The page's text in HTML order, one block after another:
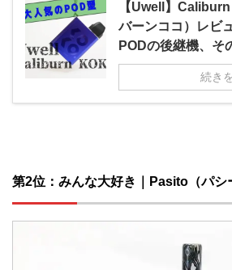
【Uwell】
バーンココ）レビ
PODの後継機、そ
続き
第2位：みんな大好き｜Pasito（パシ